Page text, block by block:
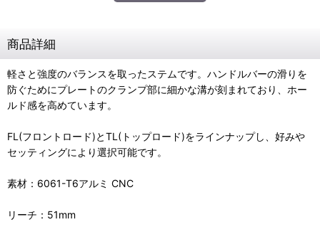
商品詳細
軽さと強度のバランスを取ったステムです。ハンドルバーの滑りを
防ぐためにプレートのクランプ部に細かな溝が刻まれており、ホー
ルド感を高めています。
FL(フロントロード)とTL(トップロード)をラインナップし、好みや
セッティングにより選択可能です。
素材：6061-T6アルミ CNC
リーチ：51mm